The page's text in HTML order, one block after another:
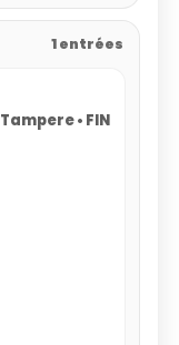
1 entrées
Tampere • FIN